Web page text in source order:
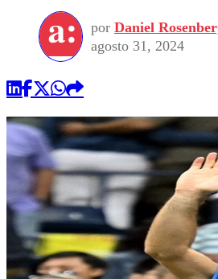
por Daniel
agosto 31, 2024